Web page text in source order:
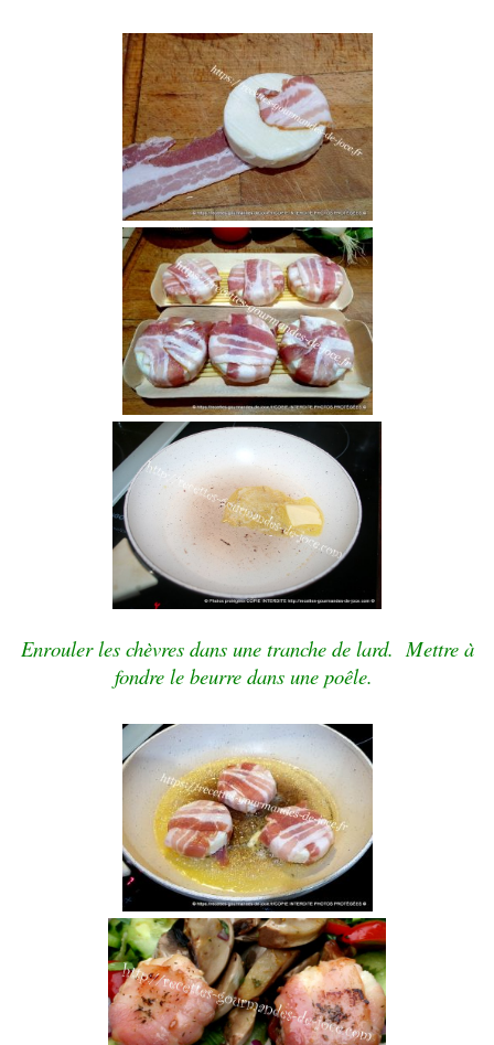
Enrouler les chèvres dans une tranche de lard. Mettre à
fondre le beurre dans une poêle.